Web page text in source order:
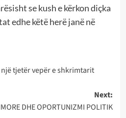
se kush e kërkon diçka
edhe këtë herë janë në
tjetër vepër e shkrimtarit
Next:
DHE OPORTUNIZMI POLITIK